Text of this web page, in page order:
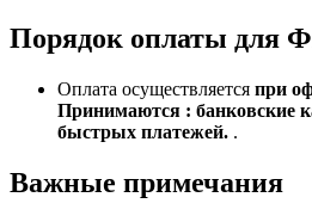
Порядок оплаты для
Оплата осуществляется при
Принимаются : банковские
быстрых платежей. .
Важные примечания